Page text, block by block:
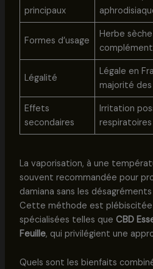
principaux
Formes d’usage
Herbe
Légalité
Légale en
majorité des
Effets
secondaires
Irritation
La vaporisation, à une
souvent recommandée pour
damiana sans les
Cette méthode est plébiscitée
spécialisées telles que CBD
Feuille, qui privilégient une
Quels sont les bienfaits